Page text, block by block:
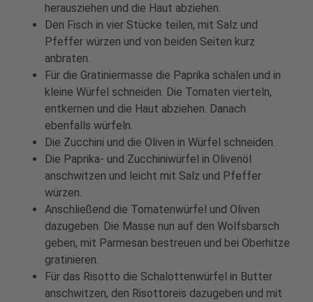
herausziehen und die Haut abziehen.
Den Fisch in vier Stücke teilen, mit Salz und
Pfeffer würzen und von beiden Seiten kurz
anbraten.
Für die Gratiniermasse die Paprika schälen und in
kleine Würfel schneiden. Die Tomaten vierteln,
entkernen und die Haut abziehen. Danach
ebenfalls würfeln.
Die Zucchini und die Oliven in Würfel schneiden.
Die Paprika- und Zucchiniwürfel in Olivenöl
anschwitzen und leicht mit Salz und Pfeffer
würzen.
Anschließend die Tomatenwürfel und Oliven
dazugeben. Die Masse nun auf den Wolfsbarsch
geben, mit Parmesan bestreuen und bei Oberhitze
gratinieren.
Für das Risotto die Schalottenwürfel in Butter
anschwitzen, den Risottoreis dazugeben und mit